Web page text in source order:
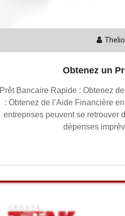
Obtenez un
Prêt Bancaire Rapide : Obtenez
: Obtenez de l’Aide Financière
entreprises peuvent se retrouver
dépenses